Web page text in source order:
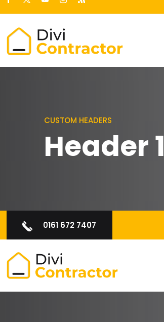
CUSTOM HEADERS
Header 1
0161 672 7407